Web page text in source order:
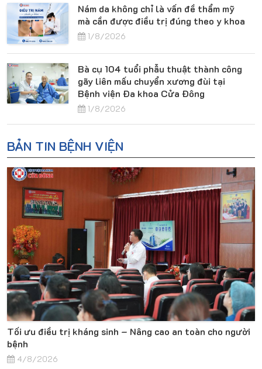
Nám da không chỉ là vấn đề thẩm mỹ
mà cần được điều trị đúng theo y khoa
1/8/2026
Bà cụ 104 tuổi phẫu thuật thành công
gãy liên mấu chuyển xương đùi tại
Bệnh viện Đa khoa Cửa Đông
1/8/2026
BẢN TIN BỆNH VIỆN
Tối ưu điều trị kháng sinh – Nâng cao an toàn cho người
bệnh
4/8/2026